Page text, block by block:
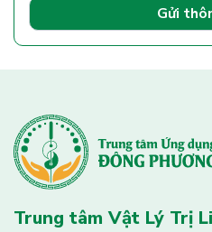
Gửi
Trung tâm Vật Lý Trị